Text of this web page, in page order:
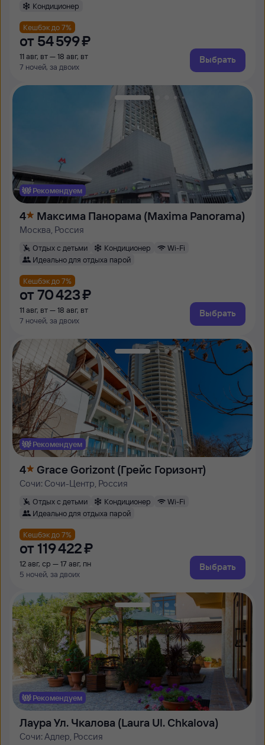
Кондиционер
Кешбэк до 7%
от 54 ⁠599 ⁠₽
11 авг, вт — 18 авг, вт
7 ночей, за двоих
Выбрать
Рекомендуем
4 Максима Панорама (Maxima Panorama)
Москва, Россия
Отдых с детьми Кондиционер
Wi-Fi
Идеально для отдыха парой
Кешбэк до 7%
от 70 ⁠423 ⁠₽
11 авг, вт — 18 авг, вт
7 ночей, за двоих
Выбрать
Рекомендуем
4 Grace Gorizont (Грейс Горизонт)
Сочи: Сочи-Центр, Россия
Отдых с детьми Кондиционер
Wi-Fi
Идеально для отдыха парой
Кешбэк до 7%
от 119 ⁠422 ⁠₽
12 авг, ср — 17 авг, пн
5 ночей, за двоих
Выбрать
Рекомендуем
Лаура Ул. Чкалова (Laura Ul. Chkalova)
Сочи: Адлер, Россия